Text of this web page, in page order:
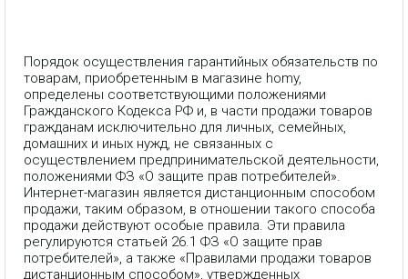
Порядок осуществления гарантийных обязательств по
товарам, приобретенным в магазине homy,
определены соответствующими положениями
Гражданского Кодекса РФ и, в части продажи товаров
гражданам исключительно для личных, семейных,
домашних и иных нужд, не связанных с
осуществлением предпринимательской деятельности,
положениями ФЗ «О защите прав потребителей».
Интернет-магазин является дистанционным способом
продажи, таким образом, в отношении такого способа
продажи действуют особые правила. Эти правила
регулируются статьей 26.1 ФЗ «О защите прав
потребителей», а также «Правилами продажи товаров
дистанционным способом», утвержденных